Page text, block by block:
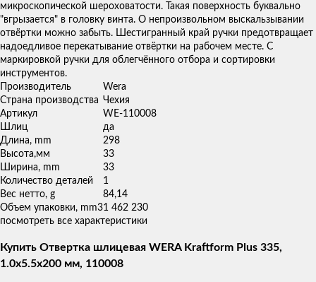
микроскопической шероховатости. Такая поверхность буквально
"вгрызается" в головку винта. О непроизвольном выскальзывании
отвёртки можно забыть. Шестигранный край ручки предотвращает
надоедливое перекатывание отвёртки на рабочем месте. С
маркировкой ручки для облегчённого отбора и сортировки
инструментов.
Производитель
Wera
Страна производства Чехия
Артикул
WE-110008
Шлиц
да
Длина, mm
298
Высота,мм
33
Ширина, mm
33
Количество деталей
1
Вес нетто, g
84,14
Объем упаковки, mm31 462 230
посмотреть все характеристики
Купить Отвертка шлицевая WERA Kraftform Plus 335,
1.0x5.5x200 мм, 110008